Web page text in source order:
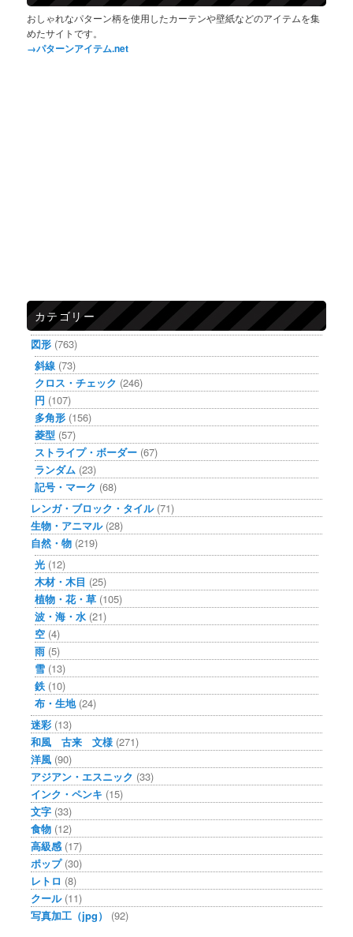
おしゃれなパターン柄を使用したカーテンや壁紙などのアイテムを集
めたサイトです。
→パターンアイテム.net
カテゴリー
図形 (763)
斜線 (73)
クロス・チェック (246)
円 (107)
多角形 (156)
菱型 (57)
ストライプ・ボーダー (67)
ランダム (23)
記号・マーク (68)
レンガ・ブロック・タイル(71)
生物・アニマル(28)
自然・物 (219)
光 (12)
木材・木目 (25)
植物・花・草 (105)
波・海・水 (21)
空 (4)
雨 (5)
雪 (13)
鉄 (10)
布・生地(24)
迷彩 (13)
和風 古来 文様 (271)
洋風 (90)
アジアン・エスニック (33)
インク・ペンキ (15)
文字 (33)
食物 (12)
高級感 (17)
ポップ(30)
レトロ (8)
クール(11)
写真加工（jpg）
(92)